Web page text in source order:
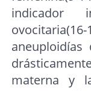
indicador
materna y